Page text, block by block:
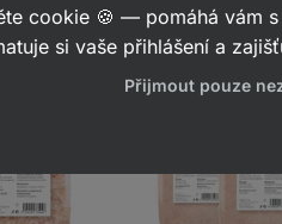
cookie 🍪 — pomáhá vám
si vaše přihlášení a
Přijmout pouze